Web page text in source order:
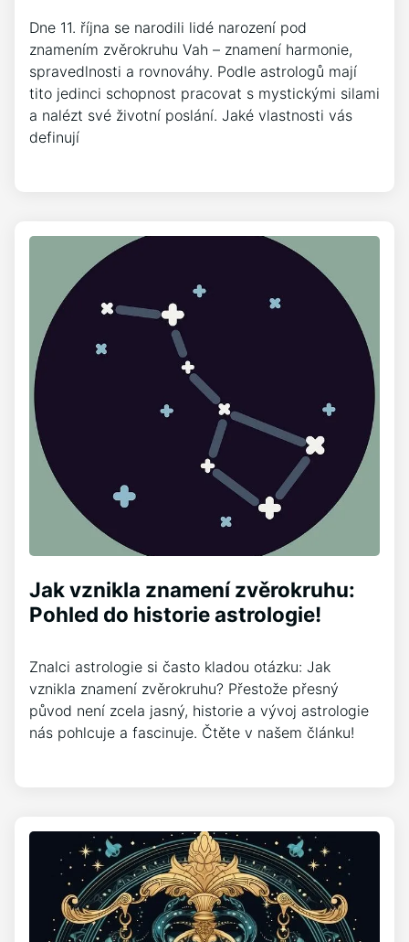
Dne 11. října se narodili lidé narození pod
znamením zvěrokruhu Vah – znamení harmonie,
spravedlnosti a rovnováhy. Podle astrologů mají
tito jedinci schopnost pracovat s mystickými silami
a nalézt své životní poslání. Jaké vlastnosti vás
definují
Jak vznikla znamení zvěrokruhu:
Pohled do historie astrologie!
Znalci astrologie si často kladou otázku: Jak
vznikla znamení zvěrokruhu? Přestože přesný
původ není zcela jasný, historie a vývoj astrologie
nás pohlcuje a fascinuje. Čtěte v našem článku!